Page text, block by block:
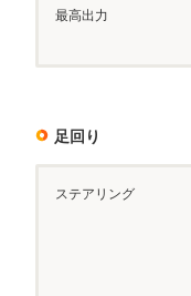
最高出力
足回り
ステアリング